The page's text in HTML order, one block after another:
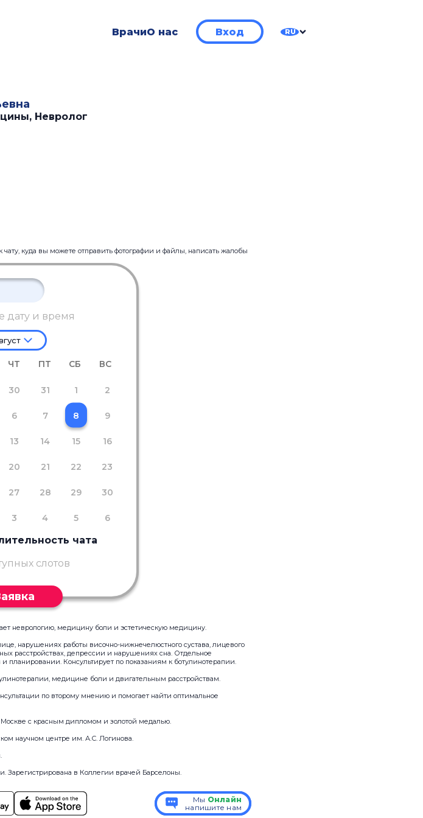
ВрачиО нас Вход RU
Невролог
куда вы можете отправить фотографии и файлы, написать жалобы
дату и время
ЧТ ПТ СБ ВС
30 31 1 2
6 7 8 9
13 14 15 16
20 21 22 23
27 28 29 30
3 4 5 6
чата
слотов
неврологию, медицину боли и эстетическую медицину.
нарушениях работы височно-нижнечелюстного сустава, лицевого
расстройствах, депрессии и нарушениях сна. Отдельное
Консультирует по показаниям к ботулинотерапии.
медицине боли и двигательным расстройствам.
по второму мнению и помогает найти оптимальное
Москве с красным дипломом и золотой медалью.
научном центре им. А.С. Логинова.
в Коллегии врачей Барселоны.
Мы Онлайн
напишите нам
Мы Онлайн
напишите нам